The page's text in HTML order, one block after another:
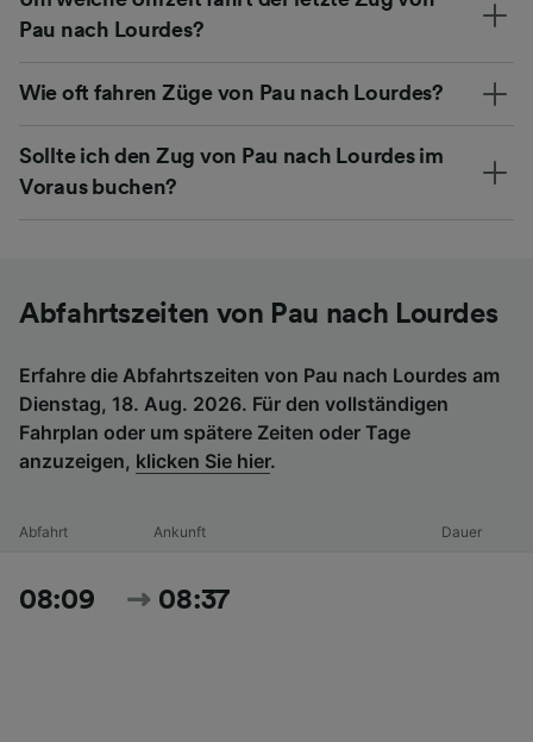
Pau nach Lourdes?
Wie oft fahren Züge von Pau nach Lourdes?
Sollte ich den Zug von Pau nach Lourdes im
Voraus buchen?
Abfahrtszeiten von Pau nach Lourdes
Erfahre die Abfahrtszeiten von Pau nach Lourdes am
Dienstag, 18. Aug. 2026. Für den vollständigen
Fahrplan oder um spätere Zeiten oder Tage
anzuzeigen, klicken Sie hier.
Abfahrt Ankunft Dauer
08:09 08:37